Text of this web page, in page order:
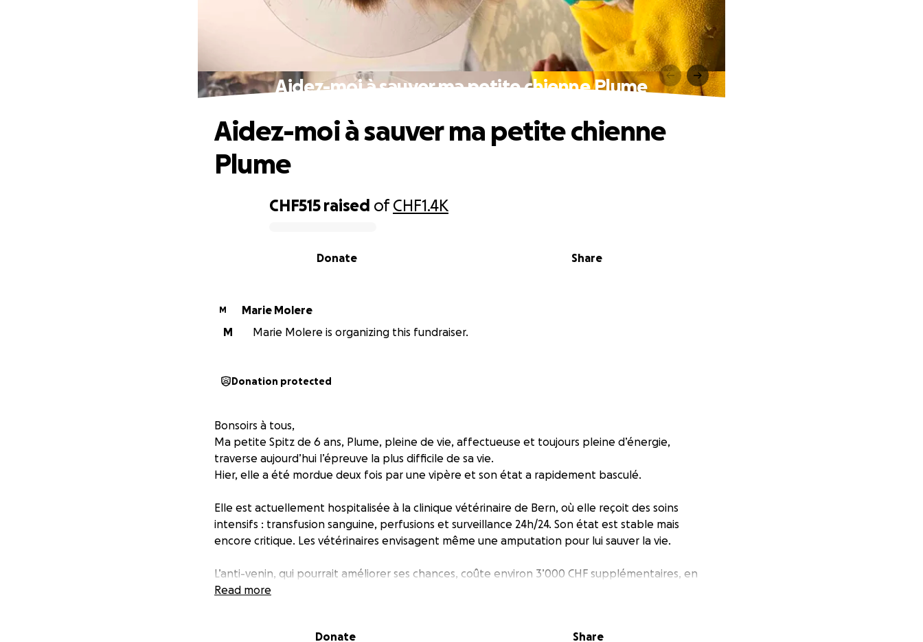
Aidez-moi à sauver ma petite chienne Plume
CHF515 raised ofCHF1.4K
Share
Donate
Aidez-moi à sauver ma petite chienne
Plume
M
Marie Molere
M
Marie Molere is organizing this fundraiser.
Donation protected
Bonsoirs à tous,
Ma petite Spitz de 6 ans, Plume, pleine de vie, affectueuse et toujours pleine d’énergie,
traverse aujourd’hui l’épreuve la plus difficile de sa vie.
Hier, elle a été mordue deux fois par une vipère et son état a rapidement basculé.
Elle est actuellement hospitalisée à la clinique vétérinaire de Bern, où elle reçoit des soins
intensifs : transfusion sanguine, perfusions et surveillance 24h/24. Son état est stable mais
encore critique. Les vétérinaires envisagent même une amputation pour lui sauver la vie.
L’anti-venin, qui pourrait améliorer ses chances, coûte environ 3’000 CHF supplémentaires, en
plus des frais déjà engagés (entre 3’500 et 4’000 CHF). Malheureusement, mes moyens
Plume est bien plus qu’un animal de compagnie : c’est une compagne fidèle, une petite boule
Read more
Donate Share